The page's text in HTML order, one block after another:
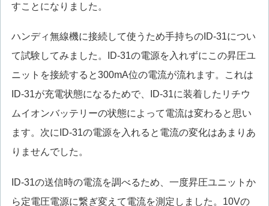
すことになりました。
ハンディ無線機に接続して使うため手持ちのID-31につい
て試験してみました。ID-31の電源を入れずにこの昇圧ユ
ニットを接続すると300mA位の電流が流れます。これは
ID-31が充電状態になるためで、ID-31に装着したリチウ
ムイオンバッテリーの状態によって電流は変わると思い
ます。次にID-31の電源を入れると電流の変化はあまりあ
りませんでした。
ID-31の送信時の電流を調べるため、一度昇圧ユニットか
ら定電圧電源に繋ぎ変えて電流を測定しました。10Vの